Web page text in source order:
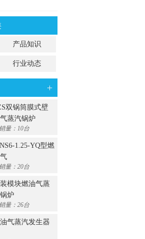
产品知识
行业动态
+
双锅筒膜式壁
蒸汽锅炉
量：10台
1.25-YQ型燃
量：20台
模块燃油气蒸
炉
量：26台
气蒸汽发生器